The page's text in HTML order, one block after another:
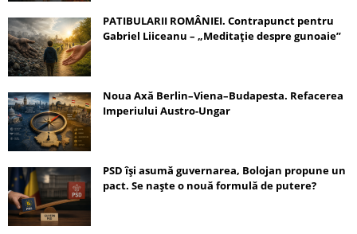
PATIBULARII ROMÂNIEI. Contrapunct pentru
Gabriel Liiceanu – „Meditație despre gunoaie”
Noua Axă Berlin–Viena–Budapesta. Refacerea
Imperiului Austro-Ungar
PSD își asumă guvernarea, Bolojan propune un
pact. Se naște o nouă formulă de putere?